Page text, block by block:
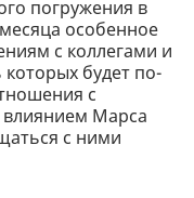
погружения в
особенное
с коллегами и
будет по-
с
Марса
с ними